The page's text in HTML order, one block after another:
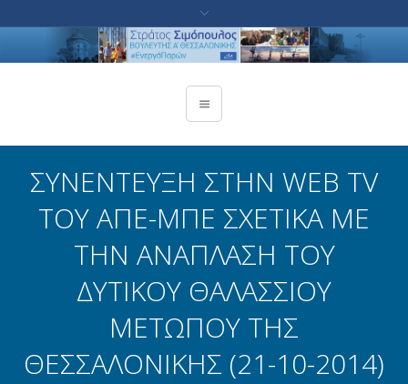
ΣΥΝΕΝΤΕΥΞΗ ΣΤΗΝ WEB TV
ΤΟΥ ΑΠΕ-ΜΠΕ ΣΧΕΤΙΚΑ ΜΕ
ΤΗΝ ΑΝΑΠΛΑΣΗ ΤΟΥ
ΔΥΤΙΚΟΥ ΘΑΛΑΣΣΙΟΥ
ΜΕΤΩΠΟΥ ΤΗΣ
ΘΕΣΣΑΛΟΝΙΚΗΣ (21-10-2014)